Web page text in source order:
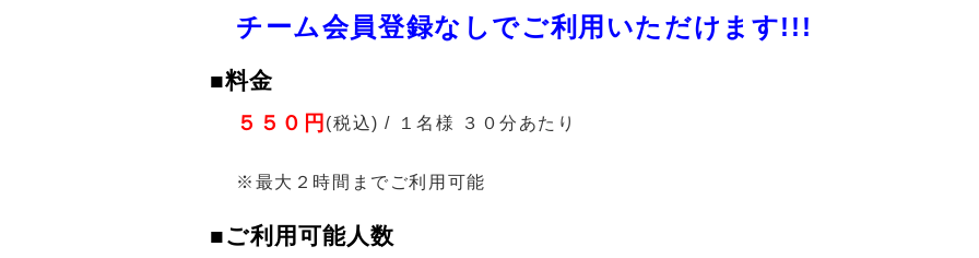
チーム会員登録なしでご利用いただけます!!!
■料金
５５０円 (税込) / １名様 ３０分あたり
※最大２時間までご利用可能
■ご利用可能人数